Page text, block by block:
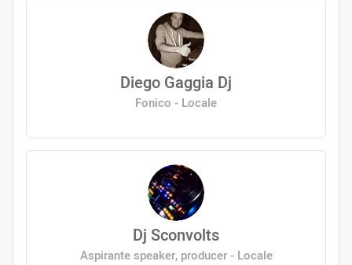
Diego Gaggia Dj
Fonico - Locale
Dj Sconvolts
Aspirante speaker, producer - Locale